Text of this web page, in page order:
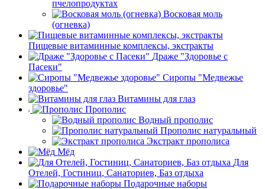
пчелопродуктах
Восковая моль
(огневка)
Пищевые витаминные комплексы, экстракты
Драже "Здоровье с
Пасеки"
Сиропы "Медвежье
здоровье"
Витамины для глаз
Прополис
Водный прополис
Прополис натуральный
Экстракт прополиса
Мёд
Для
Отелей, Гостиниц, Санаториев, Баз отдыха
Подарочные наборы